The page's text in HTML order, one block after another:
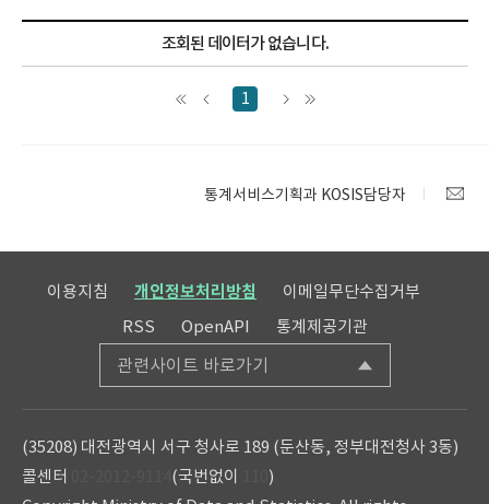
조회된 데이터가 없습니다.
1
통계서비스기획과 KOSIS담당자
이용지침 개인정보처리방침
이메일무단수집거부
RSS
OpenAPI 통계제공기관
관련사이트 바로가기
(35208) 대전광역시 서구 청사로 189 (둔산동, 정부대전청사 3동)
콜센터
(국번없이
)